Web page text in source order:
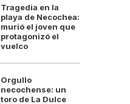
Tragedia en la
playa de Necochea:
murió el joven que
protagonizó el
vuelco
Orgullo
necochense: un
toro de La Dulce